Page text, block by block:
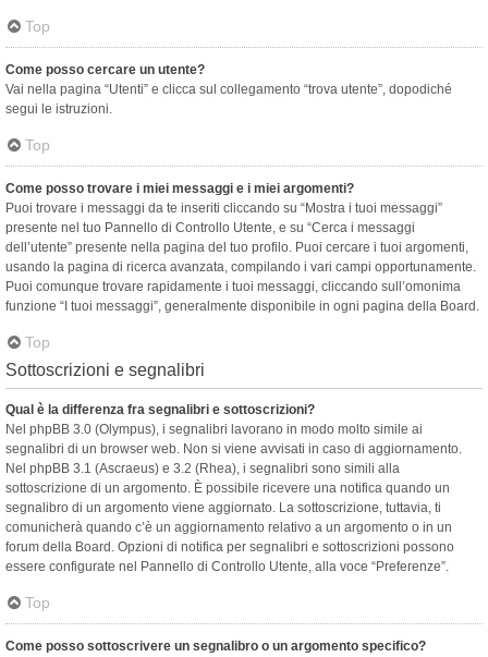
Top
Come posso cercare un utente?
Vai nella pagina “Utenti” e clicca sul collegamento “trova utente”, dopodiché
segui le istruzioni.
Top
Come posso trovare i miei messaggi e i miei argomenti?
Puoi trovare i messaggi da te inseriti cliccando su “Mostra i tuoi messaggi”
presente nel tuo Pannello di Controllo Utente, e su “Cerca i messaggi
dell’utente” presente nella pagina del tuo profilo. Puoi cercare i tuoi argomenti,
usando la pagina di ricerca avanzata, compilando i vari campi opportunamente.
Puoi comunque trovare rapidamente i tuoi messaggi, cliccando sull’omonima
funzione “I tuoi messaggi”, generalmente disponibile in ogni pagina della Board.
Top
Sottoscrizioni e segnalibri
Qual è la differenza fra segnalibri e sottoscrizioni?
Nel phpBB 3.0 (Olympus), i segnalibri lavorano in modo molto simile ai
segnalibri di un browser web. Non si viene avvisati in caso di aggiornamento.
Nel phpBB 3.1 (Ascraeus) e 3.2 (Rhea), i segnalibri sono simili alla
sottoscrizione di un argomento. È possibile ricevere una notifica quando un
segnalibro di un argomento viene aggiornato. La sottoscrizione, tuttavia, ti
comunicherà quando c’è un aggiornamento relativo a un argomento o in un
forum della Board. Opzioni di notifica per segnalibri e sottoscrizioni possono
essere configurate nel Pannello di Controllo Utente, alla voce “Preferenze”.
Top
Come posso sottoscrivere un segnalibro o un argomento specifico?